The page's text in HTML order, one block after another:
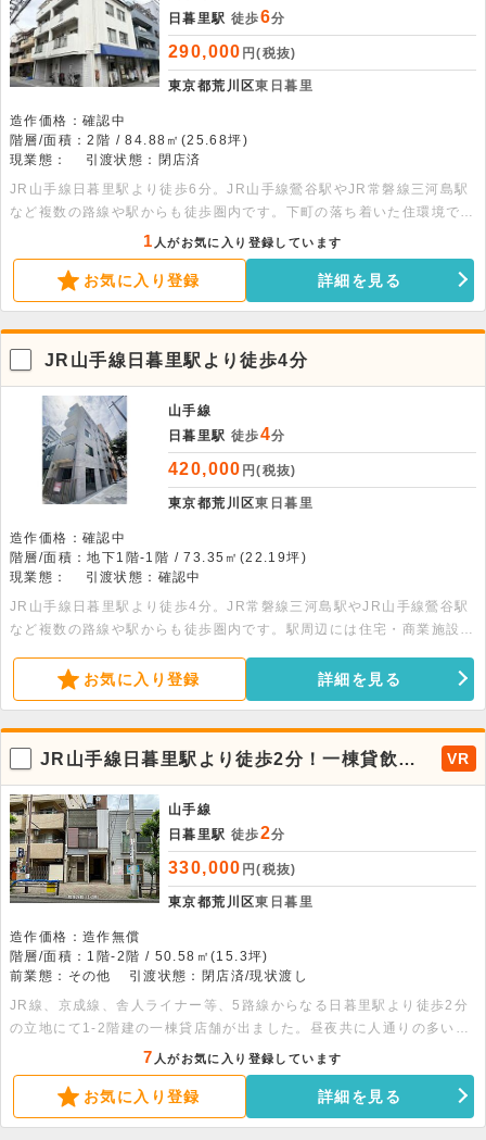
日暮里駅 徒歩6分
290,000 円(税抜)
東京都荒川区東日暮里
造作価格：確認中
階層/面積：2階 / 84.88㎡(25.68坪)
現業態：
引渡状態：閉店済
JR山手線日暮里駅より徒歩6分。JR山手線鶯谷駅やJR常磐線三河島駅
など複数の路線や駅からも徒歩圏内です。下町の落ち着いた住環境で、
生活利便性が高いエリアです。2階部分、84.88平米の賃貸事務所店舗
です。自然光が入りやすい明るい室内、バルコニー付きで換気しやすい
1 人がお気に入り登録しています
お気に入り登録 詳細を見る
JR山手線日暮里駅より徒歩4分
山手線
日暮里駅 徒歩4分
420,000 円(税抜)
東京都荒川区東日暮里
造作価格：確認中
階層/面積：地下1階-1階 / 73.35㎡(22.19坪)
現業態：
引渡状態：確認中
JR山手線日暮里駅より徒歩4分。JR常磐線三河島駅やJR山手線鶯谷駅
など複数の路線や駅からも徒歩圏内です。駅周辺には住宅・商業施設・
舗まで、幅広い業態に適した環境です。人々の暮らしに寄り添う東日暮
里エリア。新規開業や移転先として、新たなビジネスの拠点づくりをサ
お気に入り登録 詳細を見る
JR山手線日暮里駅より徒歩2分！一棟貸飲食
可能店舗が出ました。
VR
山手線
日暮里駅 徒歩2分
330,000 円(税抜)
東京都荒川区東日暮里
造作価格：造作無償
階層/面積：1階-2階 / 50.58㎡(15.3坪)
前業態：その他
引渡状態：閉店済/現状渡し
JR線、京成線、舎人ライナー等、5路線からなる日暮里駅より徒歩2分
の立地にて1-2階建の一棟貸店舗が出ました。昼夜共に人通りの多いエ
リアとなり幅広い客層の集客が見込める立地となります。是非お問合せ
ください。 面積：各階25.29平米
7 人がお気に入り登録しています
お気に入り登録 詳細を見る